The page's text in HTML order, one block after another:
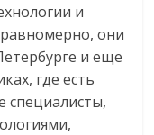
и
они
и еще
где есть
специалисты,